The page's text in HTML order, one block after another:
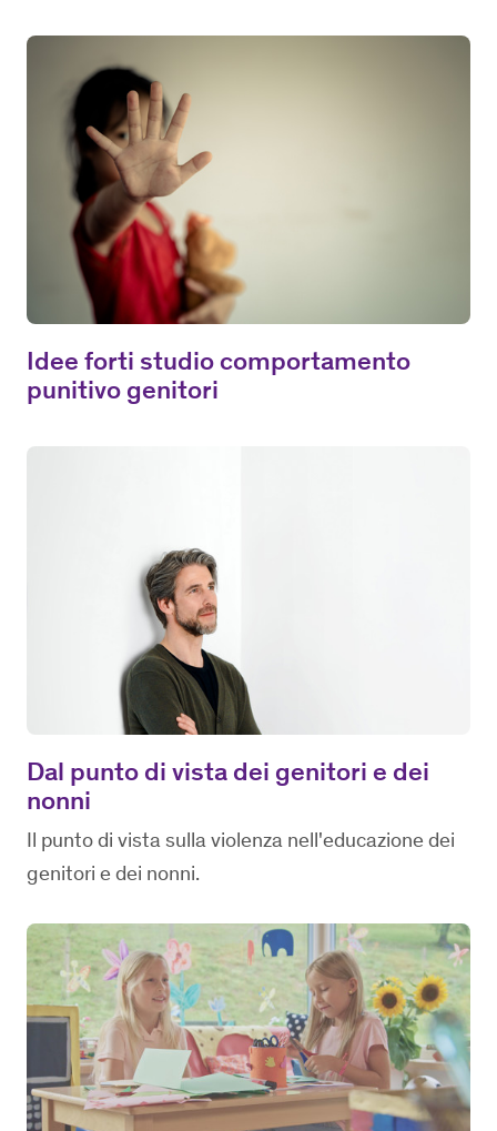
Idee forti studio comportamento
punitivo genitori
Dal punto di vista dei genitori e dei
nonni
Il punto di vista sulla violenza nell'educazione dei
genitori e dei nonni.